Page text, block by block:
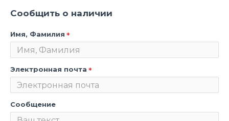
Сообщить о наличии
Имя, Фамилия
Электронная почта
Сообщение